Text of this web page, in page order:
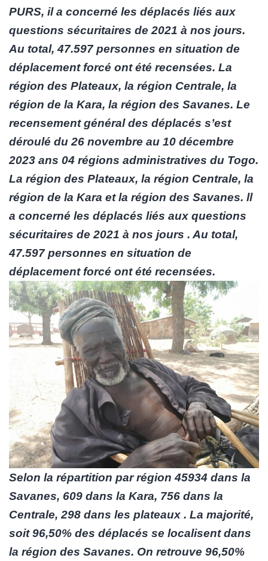
PURS, il a concerné les déplacés liés aux
questions sécuritaires de 2021 à nos jours.
Au total, 47.597 personnes en situation de
déplacement forcé ont été recensées. La
région des Plateaux, la région Centrale, la
région de la Kara, la région des Savanes. Le
recensement général des déplacés s’est
déroulé du 26 novembre au 10 décembre
2023 ans 04 régions administratives du Togo.
La région des Plateaux, la région Centrale, la
région de la Kara et la région des Savanes. ll
a concerné les déplacés liés aux questions
sécuritaires de 2021 à nos jours . Au total,
47.597 personnes en situation de
déplacement forcé ont été recensées.
Selon la répartition par région 45934 dans la
Savanes, 609 dans la Kara, 756 dans la
Centrale, 298 dans les plateaux . La majorité,
soit 96,50% des déplacés se localisent dans
la région des Savanes. On retrouve 96,50%